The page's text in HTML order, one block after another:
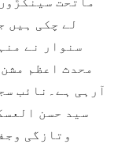
لے چکی ہیں
سنوار نے
محدث اعظم
آرہی ہے۔نائب
سید حسن
وتازگی